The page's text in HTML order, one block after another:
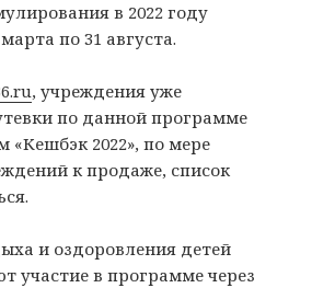
в 2022 году
по 31 августа.
, учреждения уже
по данной программе
«Кешбэк 2022», по мере
к продаже, список
и оздоровления детей
участие в программе через